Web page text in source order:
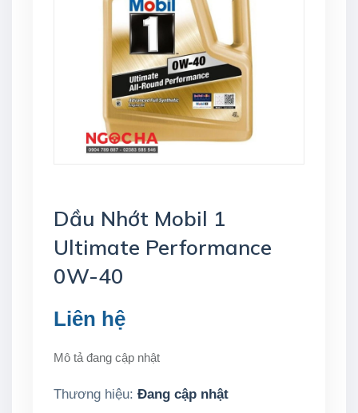
Dầu Nhớt Mobil 1
Ultimate Performance
0W-40
Liên hệ
Mô tả đang cập nhật
Thương hiệu: Đang cập nhật